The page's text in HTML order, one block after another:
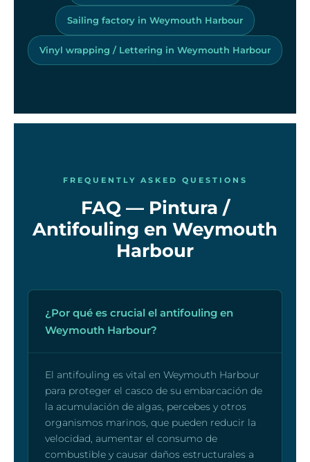
Sailing factory in Weymouth Harbour
Vinyl wrapping / Lettering in Weymouth Harbour
FREQUENTLY ASKED QUESTIONS
FAQ — Pintura /
Antifouling en Weymouth
Harbour
¿Por qué es crucial el antifouling en
Weymouth Harbour?
El antifouling es vital en Weymouth Harbour
para proteger el casco de su embarcación de
la acumulación de algas, percebes y otros
organismos marinos, que pueden reducir la
velocidad, aumentar el consumo de
combustible y causar daños estructurales a